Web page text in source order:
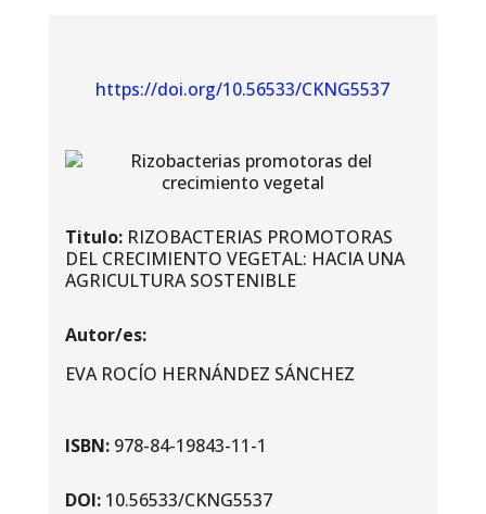
https://doi.org/10.56533/CKNG5537
Titulo: RIZOBACTERIAS PROMOTORAS
DEL CRECIMIENTO VEGETAL: HACIA UNA
AGRICULTURA SOSTENIBLE
Autor/es:
EVA ROCÍO HERNÁNDEZ SÁNCHEZ
ISBN: 978-84-19843-11-1
DOI: 10.56533/CKNG5537